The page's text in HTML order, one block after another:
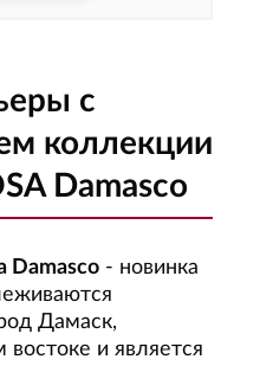
с
коллекции
Damasco
Damasco - новинка
Дамаск,
и является